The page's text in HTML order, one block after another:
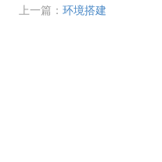
上一篇： 环境搭建